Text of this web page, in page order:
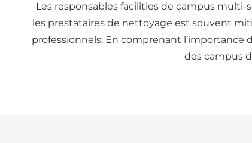
Les responsables facilities de campus
les prestataires de nettoyage est souvent
professionnels. En comprenant l’importance
des campus